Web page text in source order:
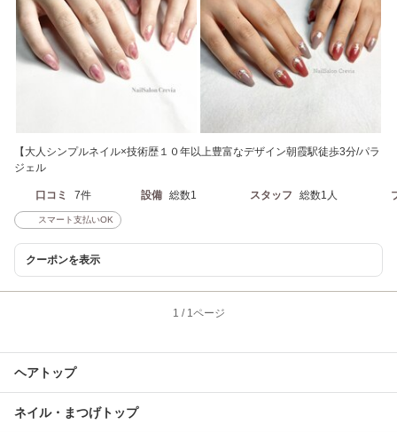
【大人シンプルネイル×技術歴１０年以上豊富なデザイン朝霞駅徒歩3分/パラ
ジェル
口コミ 7件 設備 総数1 スタッフ 総数1人
スマート支払いOK
クーポンを表示
1 / 1ページ
ヘアトップ
ネイル・まつげトップ